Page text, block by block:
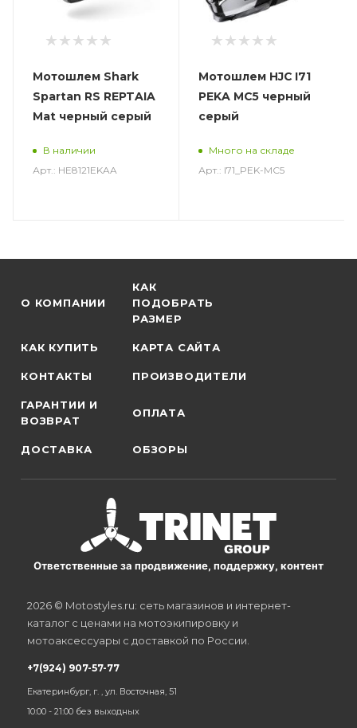
Мотошлем Shark
Spartan RS REPTAIA
Mat черный серый
В наличии
Арт.: HE8121EKAA
Мотошлем HJC I71
PEKA MC5 черный
серый
Много на складе
Арт.: I71_PEK-MC5
О КОМПАНИИ
КАК
ПОДОБРАТЬ
РАЗМЕР
КАК КУПИТЬ КАРТА САЙТА
КОНТАКТЫ ПРОИЗВОДИТЕЛИ
ГАРАНТИИ И
ВОЗВРАТ
ОПЛАТА
ДОСТАВКА ОБЗОРЫ
Ответственные за продвижение, поддержку, контент
2026 © Motostyles.ru: сеть магазинов и интернет-
каталог с ценами на мотоэкипировку и
мотоаксессуары с доставкой по России.
+7(924) 907-57-77
Екатеринбург, г. , ул. Восточная, 51
10:00 - 21:00 без выходных